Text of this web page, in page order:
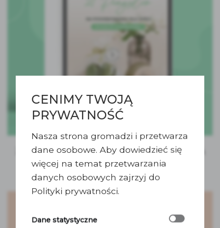
21 POMYSŁÓW NA PODZIĘKOWANIA DLA
GOŚCI
CENIMY TWOJĄ
PRYWATNOŚĆ
Nasza strona gromadzi i przetwarza
dane osobowe. Aby dowiedzieć się
więcej na temat przetwarzania
danych osobowych zajrzyj do
Polityki prywatności.
Dane statystyczne